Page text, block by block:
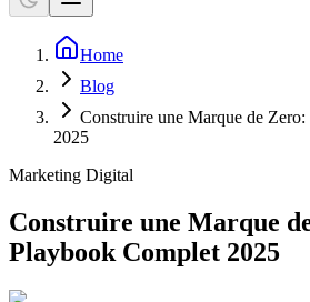
Home
Blog
Construire une Marque de
2025
Marketing Digital
Construire une Marque
Playbook Complet 2025